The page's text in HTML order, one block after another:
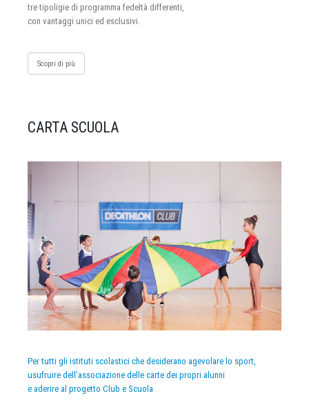
tre tipoligie di programma fedeltà differenti,
con vantaggi unici ed esclusivi.
Scopri di più
CARTA SCUOLA
Per tutti gli istituti scolastici che desiderano agevolare lo sport,
usufruire dell’associazione delle carte dei propri alunni
e aderire al progetto Club e Scuola